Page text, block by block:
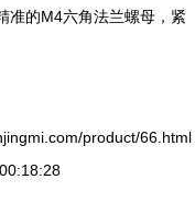
准的M4六角法兰螺母，紧
product/66.html